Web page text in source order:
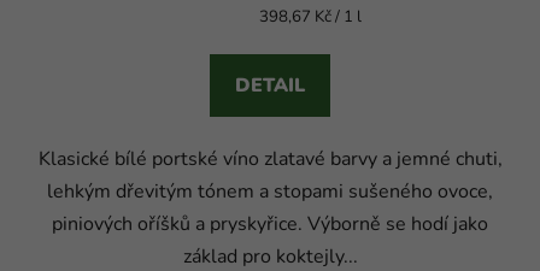
398,67 Kč / 1 l
DETAIL
Klasické bílé portské víno zlatavé barvy a jemné chuti,
lehkým dřevitým tónem a stopami sušeného ovoce,
piniových oříšků a pryskyřice. Výborně se hodí jako
základ pro koktejly...